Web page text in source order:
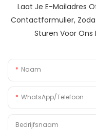
Laat Je E-Mailadres
Contactformulier,
Sturen Voor
Naam
WhatsApp/Telefoon
Bedrijfsnaam